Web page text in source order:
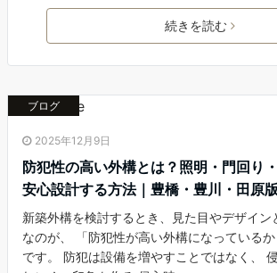
続きを読む
ブログ
2025年12月9日
防犯性の高い外構とは？照明・門回り
安心設計する方法｜豊橋・豊川・田原版
新築外構を検討するとき、見た目やデザイン
なのが、 「防犯性が高い外構になっている
です。 防犯は設備を増やすことではなく、